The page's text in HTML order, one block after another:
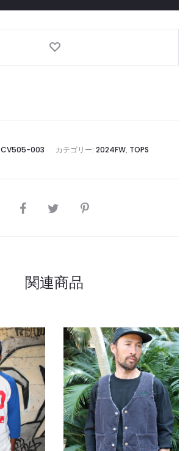
CV505-003 カテゴリー: 2024FW, TOPS
SHARE
関連商品